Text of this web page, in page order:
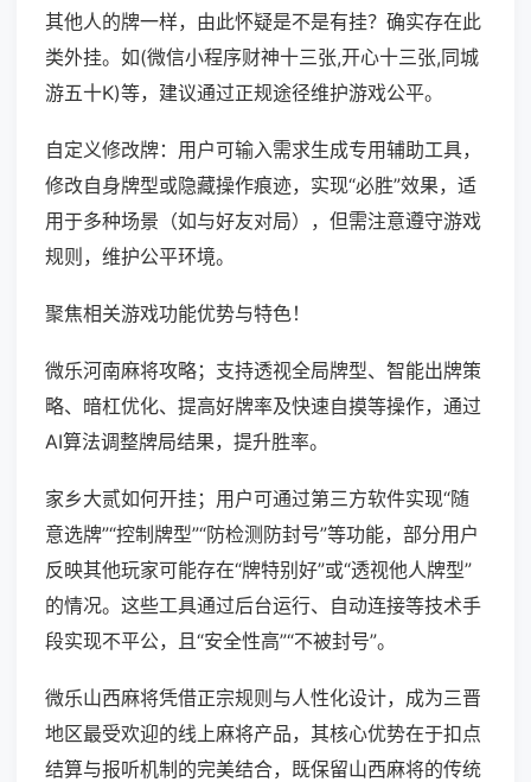
其他人的牌一样，由此怀疑是不是有挂？确实存在此
类外挂。如(微信小程序财神十三张,开心十三张,同城
游五十K)等，建议通过正规途径维护游戏公平。
自定义修改牌：用户可输入需求生成专用辅助工具，
修改自身牌型或隐藏操作痕迹，实现“必胜”效果，适
用于多种场景（如与好友对局），但需注意遵守游戏
规则，维护公平环境。
聚焦相关游戏功能优势与特色！
微乐河南麻将攻略；支持透视全局牌型、智能出牌策
略、暗杠优化、提高好牌率及快速自摸等操作，通过
AI算法调整牌局结果，提升胜率。
家乡大贰如何开挂；用户可通过第三方软件实现“随
意选牌”“控制牌型”“防检测防封号”等功能，部分用户
反映其他玩家可能存在“牌特别好”或“透视他人牌型”
的情况。这些工具通过后台运行、自动连接等技术手
段实现不平公，且“安全性高”“不被封号”。
微乐山西麻将凭借正宗规则与人性化设计，成为三晋
地区最受欢迎的线上麻将产品，其核心优势在于扣点
结算与报听机制的完美结合，既保留山西麻将的传统